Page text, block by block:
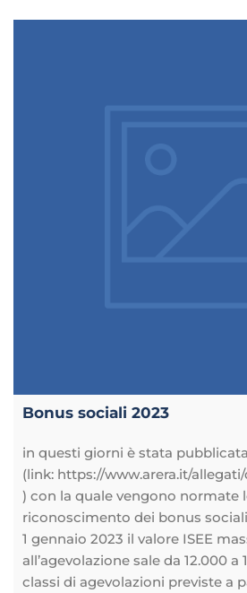
Bonus sociali 2023
in questi giorni è stata
(link: https://www.arera.it/
) con la quale vengono normate
riconoscimento dei bonus
1 gennaio 2023 il valore ISEE
all’agevolazione sale da 12.000 a
classi di agevolazioni previste a